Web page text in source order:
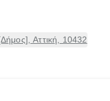
Αττική, 10432